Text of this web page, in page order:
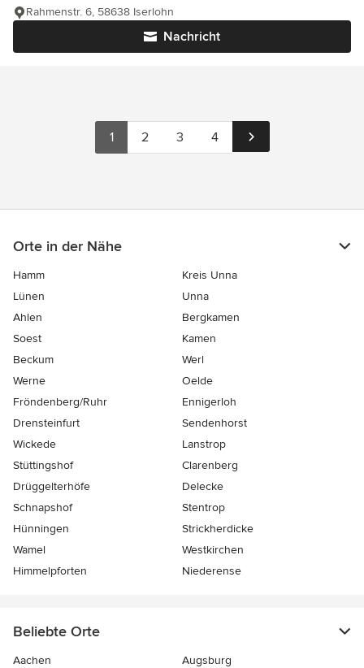
Nachricht
Rahmenstr. 6, 58638 Iserlohn
1 2 3 4
Orte in der Nähe
Hamm
Kreis Unna
Lünen
Unna
Ahlen
Bergkamen
Soest
Kamen
Beckum
Werl
Werne
Oelde
Fröndenberg/Ruhr
Ennigerloh
Drensteinfurt
Sendenhorst
Wickede
Lanstrop
Stüttingshof
Clarenberg
Drüggelterhöfe
Delecke
Schnapshof
Stentrop
Hünningen
Strickherdicke
Wamel
Westkirchen
Himmelpforten
Niederense
Beliebte Orte
Aachen
Augsburg